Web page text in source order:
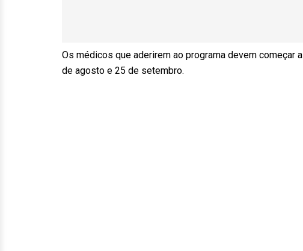
Os médicos que aderirem ao programa devem começar
de agosto e 25 de setembro.